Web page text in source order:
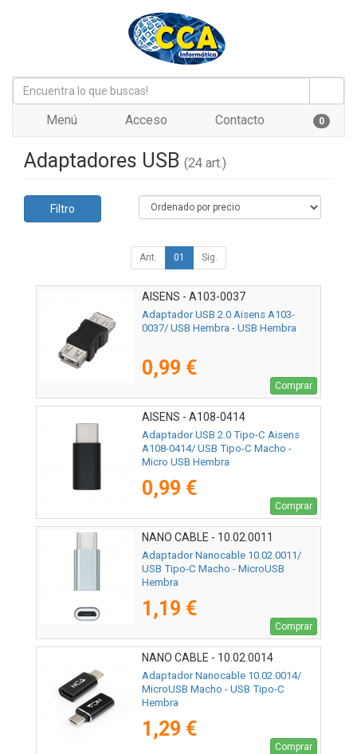
Menú Acceso Contacto 0
Adaptadores USB (24 art.)
Filtro
Ant. 01 Sig.
AISENS - A103-0037
Adaptador USB 2.0 Aisens A103-
0037/ USB Hembra - USB Hembra
0,99 €
Comprar
AISENS - A108-0414
Adaptador USB 2.0 Tipo-C Aisens
A108-0414/ USB Tipo-C Macho -
Micro USB Hembra
0,99 €
Comprar
NANO CABLE - 10.02.0011
Adaptador Nanocable 10.02.0011/
USB Tipo-C Macho - MicroUSB
Hembra
1,19 €
Comprar
NANO CABLE - 10.02.0014
Adaptador Nanocable 10.02.0014/
MicroUSB Macho - USB Tipo-C
Hembra
1,29 €
Comprar